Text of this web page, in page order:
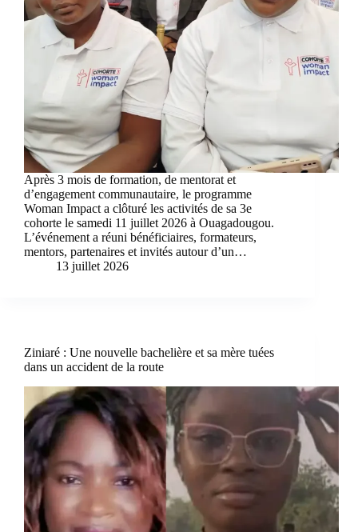
Après 3 mois de formation, de mentorat et
d’engagement communautaire, le programme
Woman Impact a clôturé les activités de sa 3e
cohorte le samedi 11 juillet 2026 à Ouagadougou.
L’événement a réuni bénéficiaires, formateurs,
mentors, partenaires et invités autour d’un…
13 juillet 2026
Ziniaré : Une nouvelle bachelière et sa mère tuées
dans un accident de la route